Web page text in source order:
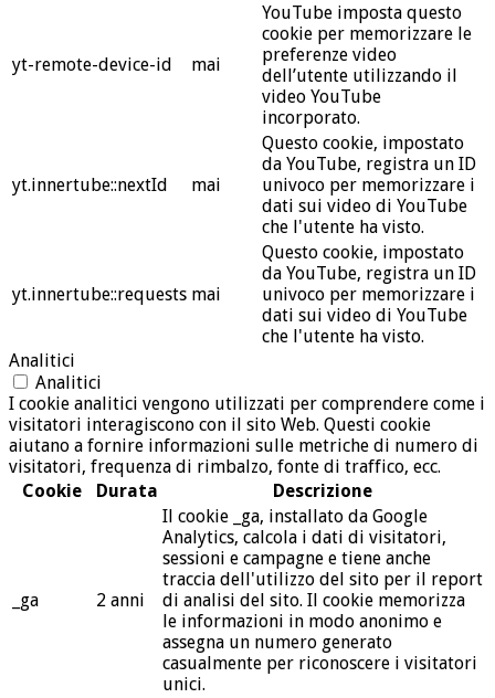
yt-remote-device-id mai
YouTube imposta questo
cookie per memorizzare le
preferenze video
dell’utente utilizzando il
video YouTube
incorporato.
yt.innertube::nextId mai
Questo cookie, impostato
da YouTube, registra un ID
univoco per memorizzare i
dati sui video di YouTube
che l'utente ha visto.
yt.innertube::requests mai
Questo cookie, impostato
da YouTube, registra un ID
univoco per memorizzare i
dati sui video di YouTube
che l'utente ha visto.
Analitici
Analitici
I cookie analitici vengono utilizzati per comprendere come i
visitatori interagiscono con il sito Web. Questi cookie
aiutano a fornire informazioni sulle metriche di numero di
visitatori, frequenza di rimbalzo, fonte di traffico, ecc.
Cookie
Durata Descrizione
_ga 2 anni
Il cookie _ga, installato da Google
Analytics, calcola i dati di visitatori,
sessioni e campagne e tiene anche
traccia dell'utilizzo del sito per il report
di analisi del sito. Il cookie memorizza
le informazioni in modo anonimo e
assegna un numero generato
casualmente per riconoscere i visitatori
unici.